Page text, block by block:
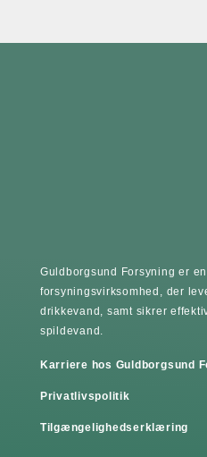
Guldborgsund Forsyning er
forsyningsvirksomhed, der
drikkevand, samt sikrer
spildevand.
Karriere hos Guldborgsund
Privatlivspolitik
Tilgængelighedserklæring